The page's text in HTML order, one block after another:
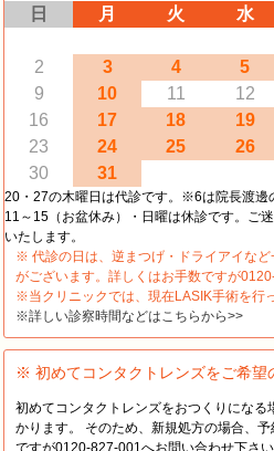
日 月 火 水
2
3 4 5
9
10 11 12
16
17 18 19
23
24 25 26
30
31
20・27の木曜日は代診です。※6は院長渡邊
11～15（お盆休み）・日曜は休診です。ご
いたします。
※ 代診の日は、逆まつげ・ドライアイな
がございます。詳しくはお手数ですが
※当クリニックでは、現在LASIK手術を行
※詳しい診察時間などはこちらから>>
※ 初めてコンタクトレンズをご希望
初めてコンタクトレンズをおつくりにな
かります。 そのため、新規処方の場合、
ですが0120-827-001へお問い合わせ下さ